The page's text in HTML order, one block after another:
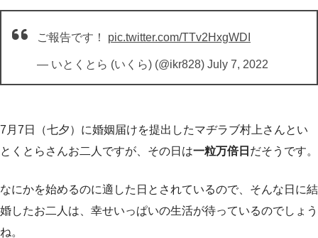
ご報告です！ pic.twitter.com/TTv2HxgWDI
— いとくとら (いくら) (@ikr828) July 7, 2022
7月7日（七夕）に婚姻届けを提出したマヂラブ村上さんとい
とくとらさんお二人ですが、その日は一粒万倍日 だそうです。
なにかを始めるのに適した日とされているので、そんな日に結
婚したお二人は、幸せいっぱいの生活が待っているのでしょう
ね。